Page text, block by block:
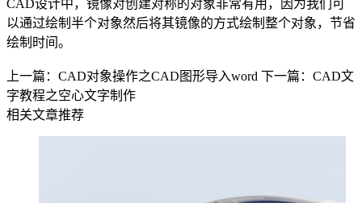
CAD设计中，镜像对创建对称的对象非常有用，因为我们可
以通过绘制半个对象然后将其镜像的方式绘制整个对象，节省
绘制时间。
上一篇：CAD对象操作之CAD图形导入word 下一篇：CAD文
字教程之空心文字制作
相关文章推荐